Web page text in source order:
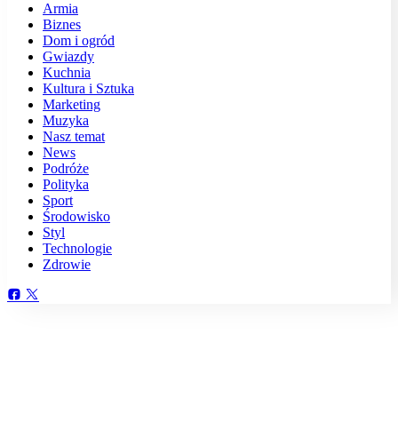
Armia
Biznes
Dom i ogród
Gwiazdy
Kuchnia
Kultura i Sztuka
Marketing
Muzyka
Nasz temat
News
Podróże
Polityka
Sport
Środowisko
Styl
Technologie
Zdrowie